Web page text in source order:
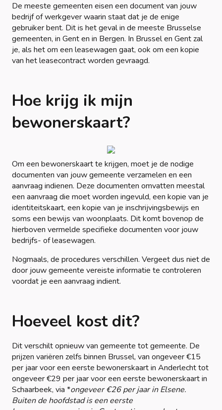
De meeste gemeenten eisen een document van jouw
bedrijf of werkgever waarin staat dat je de enige
gebruiker bent. Dit is het geval in de meeste Brusselse
gemeenten, in Gent en in Bergen. In Brussel en Gent zal
je, als het om een leasewagen gaat, ook om een kopie
van het leasecontract worden gevraagd.
Hoe krijg ik mijn
bewonerskaart?
Om een bewonerskaart te krijgen, moet je de nodige
documenten van jouw gemeente verzamelen en een
aanvraag indienen. Deze documenten omvatten meestal
een aanvraag die moet worden ingevuld, een kopie van je
identiteitskaart, een kopie van je inschrijvingsbewijs en
soms een bewijs van woonplaats. Dit komt bovenop de
hierboven vermelde specifieke documenten voor jouw
bedrijfs- of leasewagen.
Nogmaals, de procedures verschillen. Vergeet dus niet de
door jouw gemeente vereiste informatie te controleren
voordat je een aanvraag indient.
Hoeveel kost dit?
Dit verschilt opnieuw van gemeente tot gemeente. De
prijzen variëren zelfs binnen Brussel, van ongeveer €15
per jaar voor een eerste bewonerskaart in Anderlecht tot
ongeveer €29 per jaar voor een eerste bewonerskaart in
Schaarbeek, via *ongeveer €26 per jaar in Elsene.
Buiten de hoofdstad is een eerste